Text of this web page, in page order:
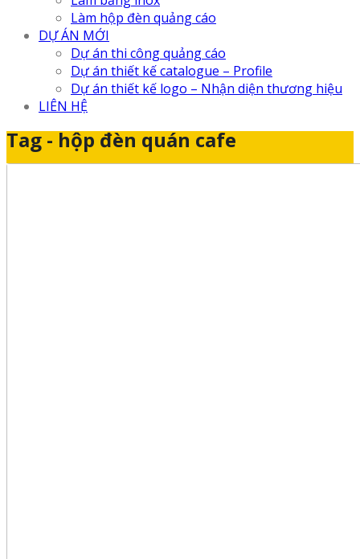
Làm hộp đèn quảng cáo
DỰ ÁN MỚI
Dự án thi công quảng cáo
Dự án thiết kế catalogue – Profile
Dự án thiết kế logo – Nhận diện thương hiệu
LIÊN HỆ
Tag - hộp đèn quán cafe